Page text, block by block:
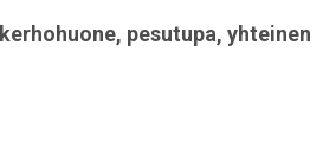
kerhohuone, pesutupa, yhteinen